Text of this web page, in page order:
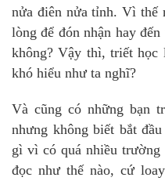
nửa điên nửa tỉnh. Vì thế
lòng để đón nhận hay
không? Vậy thì, triết học
khó hiểu như ta nghĩ?
Và cũng có những bạn
nhưng không biết bắt
gì vì có quá nhiều
đọc như thế nào, cứ